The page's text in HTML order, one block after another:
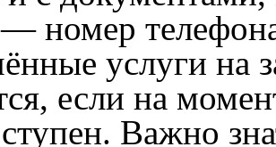
номер
услуги на
если на
Важно